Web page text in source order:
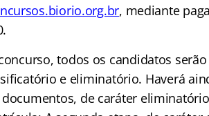
, mediante
todos os candidatos
e eliminatório. Haverá
de caráter